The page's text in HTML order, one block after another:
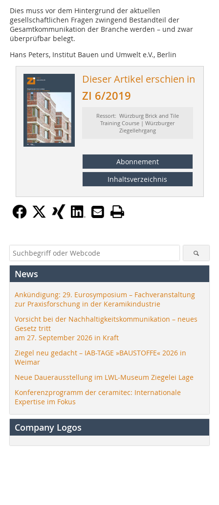
Dies muss vor dem Hintergrund der aktuellen
gesellschaftlichen Fragen zwingend Bestandteil der
Gesamtkommunikation der Branche werden – und zwar
überprüfbar belegt.
Hans Peters, Institut Bauen und Umwelt e.V., Berlin
Dieser Artikel erschien in
ZI 6/2019
Ressort: Würzburg Brick and Tile
Training Course | Würzburger
Ziegellehrgang
Abonnement
Inhaltsverzeichnis
News
Ankündigung: 29. Eurosymposium – Fachveranstaltung
zur Praxisforschung in der Keramikindustrie
Vorsicht bei der Nachhaltigkeitskommunikation – neues
Gesetz tritt
am 27. September 2026 in Kraft
Ziegel neu gedacht – IAB-TAGE »BAUSTOFFE« 2026 in
Weimar
Neue Dauerausstellung im LWL-Museum Ziegelei Lage
Konferenzprogramm der ceramitec: Internationale
Expertise im Fokus
Company Logos